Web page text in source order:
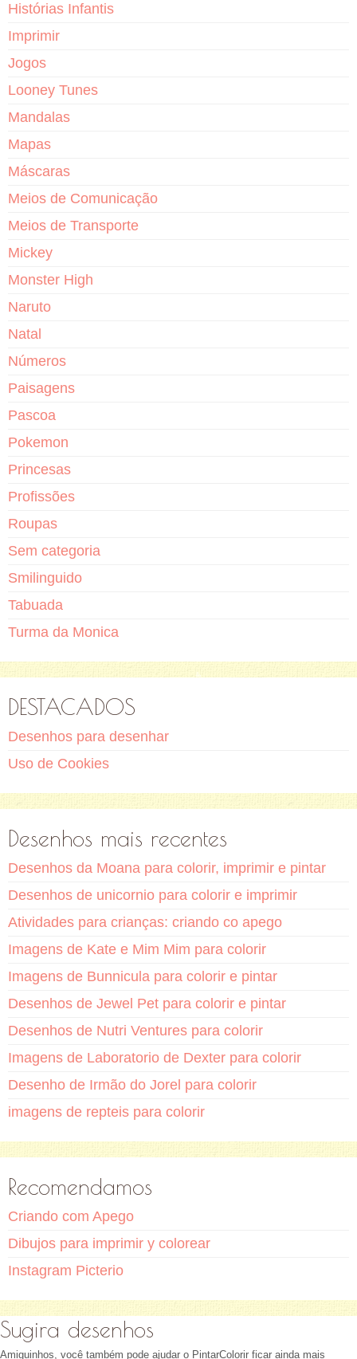
Histórias Infantis
Imprimir
Jogos
Looney Tunes
Mandalas
Mapas
Máscaras
Meios de Comunicação
Meios de Transporte
Mickey
Monster High
Naruto
Natal
Números
Paisagens
Pascoa
Pokemon
Princesas
Profissões
Roupas
Sem categoria
Smilinguido
Tabuada
Turma da Monica
DESTACADOS
Desenhos para desenhar
Uso de Cookies
Desenhos mais recentes
Desenhos da Moana para colorir, imprimir e pintar
Desenhos de unicornio para colorir e imprimir
Atividades para crianças: criando co apego
Imagens de Kate e Mim Mim para colorir
Imagens de Bunnicula para colorir e pintar
Desenhos de Jewel Pet para colorir e pintar
Desenhos de Nutri Ventures para colorir
Imagens de Laboratorio de Dexter para colorir
Desenho de Irmão do Jorel para colorir
imagens de repteis para colorir
Recomendamos
Criando com Apego
Dibujos para imprimir y colorear
Instagram Picterio
Sugira desenhos
Amiguinhos, você também pode ajudar o PintarColorir ficar ainda mais